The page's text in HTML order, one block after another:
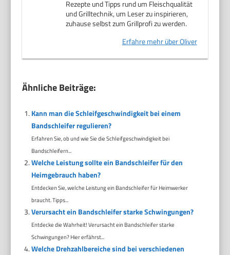
Rezepte und Tipps rund um Fleischqualität
und Grilltechnik, um Leser zu inspirieren,
zuhause selbst zum Grillprofi zu werden.
Erfahre mehr über Oliver
Ähnliche Beiträge:
Kann man die Schleifgeschwindigkeit bei einem
Bandschleifer regulieren?
Erfahren Sie, ob und wie Sie die Schleifgeschwindigkeit bei
Bandschleifern...
Welche Leistung sollte ein Bandschleifer für den
Heimgebrauch haben?
Entdecken Sie, welche Leistung ein Bandschleifer für Heimwerker
braucht. Tipps...
Verursacht ein Bandschleifer starke Schwingungen?
Entdecke die Wahrheit! Verursacht ein Bandschleifer starke
Schwingungen? Hier erfährst...
Welche Drehzahlbereiche sind bei verschiedenen